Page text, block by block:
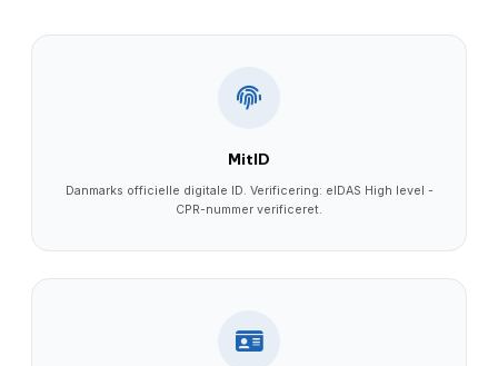
MitID
Danmarks officielle digitale ID. Verificering: eIDAS High level -
CPR-nummer verificeret.